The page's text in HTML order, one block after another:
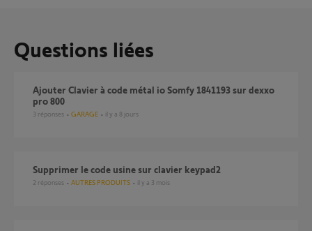
Questions liées
Ajouter Clavier à code métal io Somfy 1841193 sur dexxo
pro 800
3 réponses GARAGE il y a 8 jours
supprimer le code usine sur clavier keypad2
2 réponses AUTRES PRODUITS il y a 3 mois